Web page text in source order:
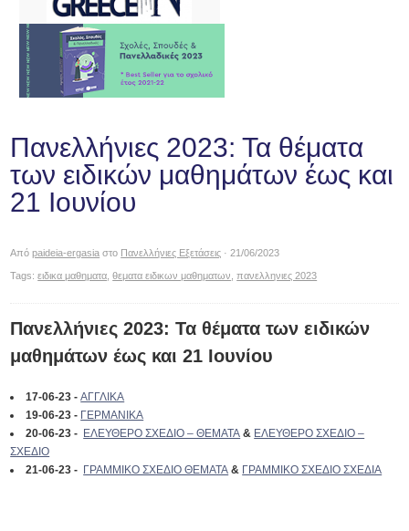
Πανελλήνιες 2023: Τα θέματα
των ειδικών μαθημάτων έως και
21 Ιουνίου
Απόpaideia-ergasia στο Πανελλήνιες Εξετάσεις · 21/06/2023
Tags:ειδικα μαθηματα ,θεματα ειδικων μαθηματων ,πανελληνιες 2023
Πανελλήνιες 2023: Τα θέματα των ειδικών
μαθημάτων έως και 21 Ιουνίου
17-06-23 - ΑΓΓΛΙΚΑ
19-06-23 - ΓΕΡΜΑΝΙΚΑ
20-06-23 - ΕΛΕΥΘΕΡΟ ΣΧΕΔΙΟ – ΘΕΜΑΤΑ & ΕΛΕΥΘΕΡΟ ΣΧΕΔΙΟ –
ΣΧΕΔΙΟ
21-06-23 - ΓΡΑΜΜΙΚΟ ΣΧΕΔΙΟ ΘΕΜΑΤΑ & ΓΡΑΜΜΙΚΟ ΣΧΕΔΙΟ ΣΧΕΔΙΑ